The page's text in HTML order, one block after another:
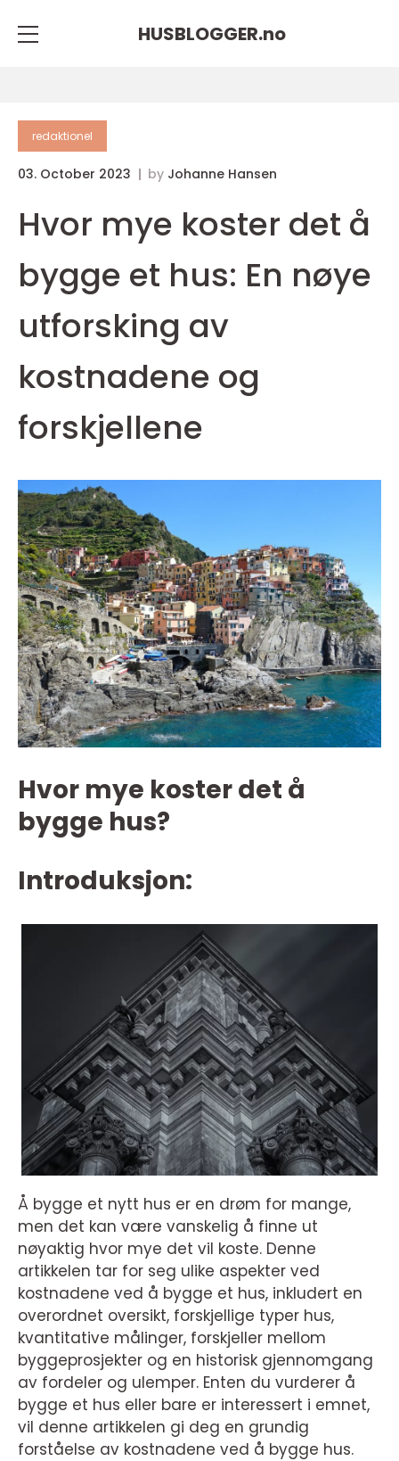
HUSBLOGGER.no
redaktionel
03. October 2023 by Johanne Hansen
Hvor mye koster det å
bygge et hus: En nøye
utforsking av
kostnadene og
forskjellene
Hvor mye koster det å
bygge hus?
Introduksjon:
Å bygge et nytt hus er en drøm for mange,
men det kan være vanskelig å finne ut
nøyaktig hvor mye det vil koste. Denne
artikkelen tar for seg ulike aspekter ved
kostnadene ved å bygge et hus, inkludert en
overordnet oversikt, forskjellige typer hus,
kvantitative målinger, forskjeller mellom
byggeprosjekter og en historisk gjennomgang
av fordeler og ulemper. Enten du vurderer å
bygge et hus eller bare er interessert i emnet,
vil denne artikkelen gi deg en grundig
forståelse av kostnadene ved å bygge hus.